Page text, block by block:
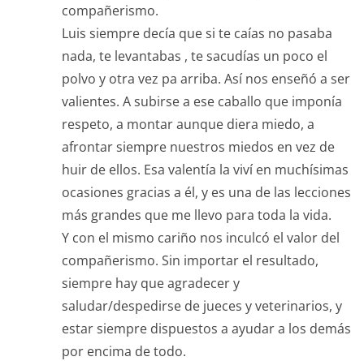
compañerismo.
Luis siempre decía que si te caías no pasaba
nada, te levantabas , te sacudías un poco el
polvo y otra vez pa arriba. Así nos enseñó a ser
valientes. A subirse a ese caballo que imponía
respeto, a montar aunque diera miedo, a
afrontar siempre nuestros miedos en vez de
huir de ellos. Esa valentía la viví en muchísimas
ocasiones gracias a él, y es una de las lecciones
más grandes que me llevo para toda la vida.
Y con el mismo cariño nos inculcó el valor del
compañerismo. Sin importar el resultado,
siempre hay que agradecer y
saludar/despedirse de jueces y veterinarios, y
estar siempre dispuestos a ayudar a los demás
por encima de todo.